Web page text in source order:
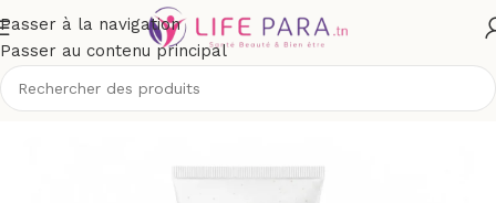
Passer à la navigation
Passer au contenu principal
Accueil/Boutique/Corps/Gommage et exfoliant corps